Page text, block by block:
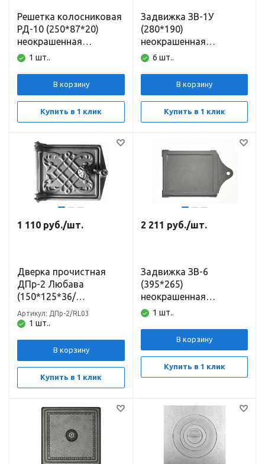
Решетка колосниковая
РД-10 (250*87*20)
неокрашенная
Рубцовск
1 шт..
В корзину
Купить в 1 клик
Задвижка ЗВ-1У
(280*190)
неокрашенная
Балезино
6 шт..
В корзину
Купить в 1 клик
1 110 руб./шт.
Дверка прочистная
ДПр-2 Любава
(150*125*36/
166*145*75)
неокрашенная
1 шт..
Артикул: ДПр-2/RL03
В корзину
Купить в 1 клик
2 211 руб./шт.
Задвижка ЗВ-6
(395*265)
неокрашенная
Балезино
1 шт..
В корзину
Купить в 1 клик